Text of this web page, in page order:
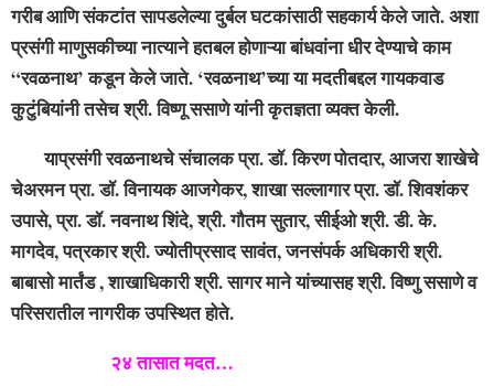
गरीब आणि संकटांत सापडलेल्या दुर्बल घटकांसाठी सहकार्य केले जाते. अशा
प्रसंगी माणुसकीच्या नात्याने हतबल होणाऱ्या बांधवांना धीर देण्याचे काम
“रवळनाथ’ कडून केले जाते. ‘रवळनाथ’च्या या मदतीबद्दल गायकवाड
कुटुंबियांनी तसेच श्री. विष्णू ससाणे यांनी कृतज्ञता व्यक्त केली.
याप्रसंगी रवळनाथचे संचालक प्रा. डॉ. किरण पोतदार, आजरा शाखेचे
चेअरमन प्रा. डॉ. विनायक आजगेकर, शाखा सल्लागार प्रा. डॉ. शिवशंकर
उपासे, प्रा. डॉ. नवनाथ शिंदे, श्री. गौतम सुतार, सीईओ श्री. डी. के.
मागदेव, पत्रकार श्री. ज्योतीप्रसाद सावंत, जनसंपर्क अधिकारी श्री.
बाबासो मार्तंड , शाखाधिकारी श्री. सागर माने यांच्यासह श्री. विष्णु ससाणे व
परिसरातील नागरीक उपस्थित होते.
२४ तासात मदत…